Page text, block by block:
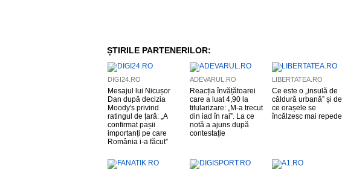
ȘTIRILE PARTENERILOR:
DIGI24.RO
Mesajul lui Nicușor
Dan după decizia
Moody's privind
ratingul de țară: „A
confirmat pașii
importanți pe care
România i-a făcut”
ADEVARUL.RO
Reacția învățătoarei
care a luat 4,90 la
titularizare: „M-a trecut
din iad în rai”. La ce
notă a ajuns după
contestație
LIBERTATEA.RO
Ce este o „insulă de
căldură urbană” și de
ce orașele se
încălzesc mai repede